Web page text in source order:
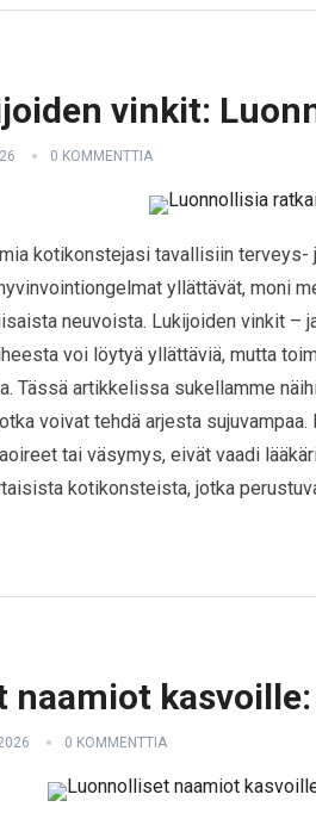
vinkit:
0 KOMMENTTIA
kotikonstejasi tavallisiin terveys-
yllättävät, moni
neuvoista. Lukijoiden vinkit –
voi löytyä yllättäviä, mutta
Tässä artikkelissa sukellamme
voivat tehdä arjesta
tai väsymys, eivät vaadi
kotikonsteista, jotka
naamiot
0 KOMMENTTIA